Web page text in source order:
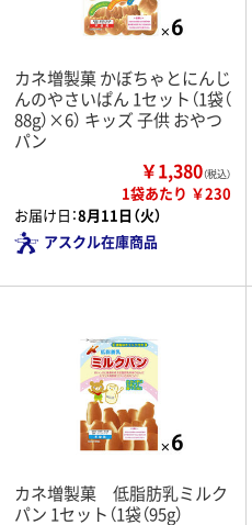
カネ増製菓 かぼちゃとにんじ
んのやさいぱん 1セット（1袋（
88g）×6） キッズ 子供 おやつ
パン
￥1,380（税込）
1袋あたり ￥230
お届け日：8月11日（火）
アスクル在庫商品
カネ増製菓 低脂肪乳ミルク
パン 1セット（1袋（95g）